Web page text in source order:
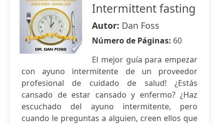
Intermittent fasting
Autor: Dan Foss
Número de Páginas: 60
El mejor guía para empezar
con ayuno intermitente de un proveedor
profesional de cuidado de salud! ¿Estás
cansado de estar cansado y enfermo? ¿Haz
escuchado del ayuno intermitente, pero
cuando le preguntas a alguien, creen ellos que